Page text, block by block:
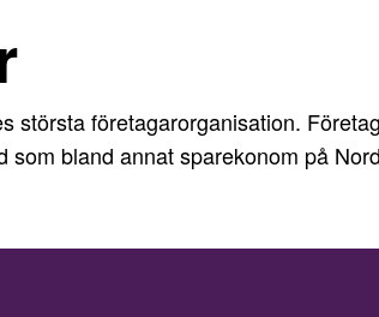
största företagarorganisation.
som bland annat sparekonom på